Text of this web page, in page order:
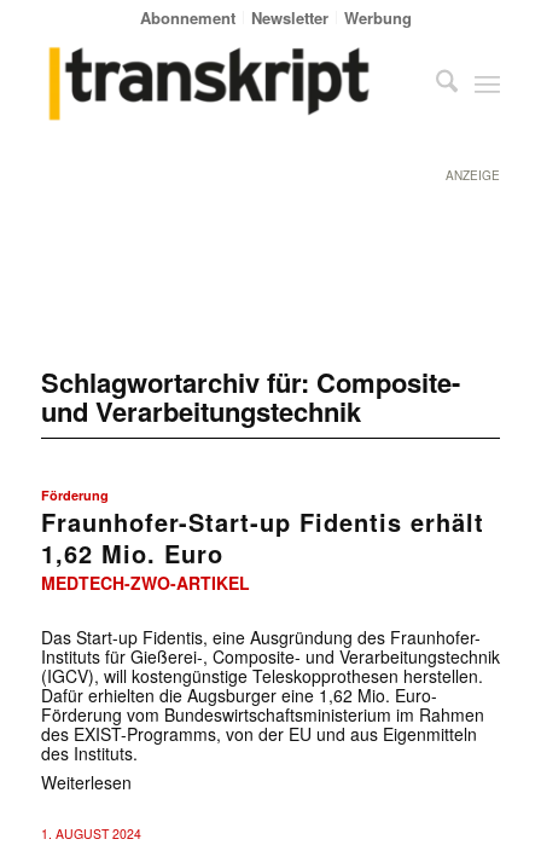
Abonnement Newsletter Werbung
ANZEIGE
Schlagwortarchiv für: Composite-
und Verarbeitungstechnik
Förderung
Fraunhofer-Start-up Fidentis erhält
1,62 Mio. Euro
MEDTECH-ZWO-ARTIKEL
Das Start-up Fidentis, eine Ausgründung des Fraunhofer-
Instituts für Gießerei-, Composite- und Verarbeitungstechnik
(IGCV), will kostengünstige Teleskopprothesen herstellen.
Dafür erhielten die Augsburger eine 1,62 Mio. Euro-
Förderung vom Bundeswirtschaftsministerium im Rahmen
des EXIST-Programms, von der EU und aus Eigenmitteln
des Instituts.
Weiterlesen
1. AUGUST 2024